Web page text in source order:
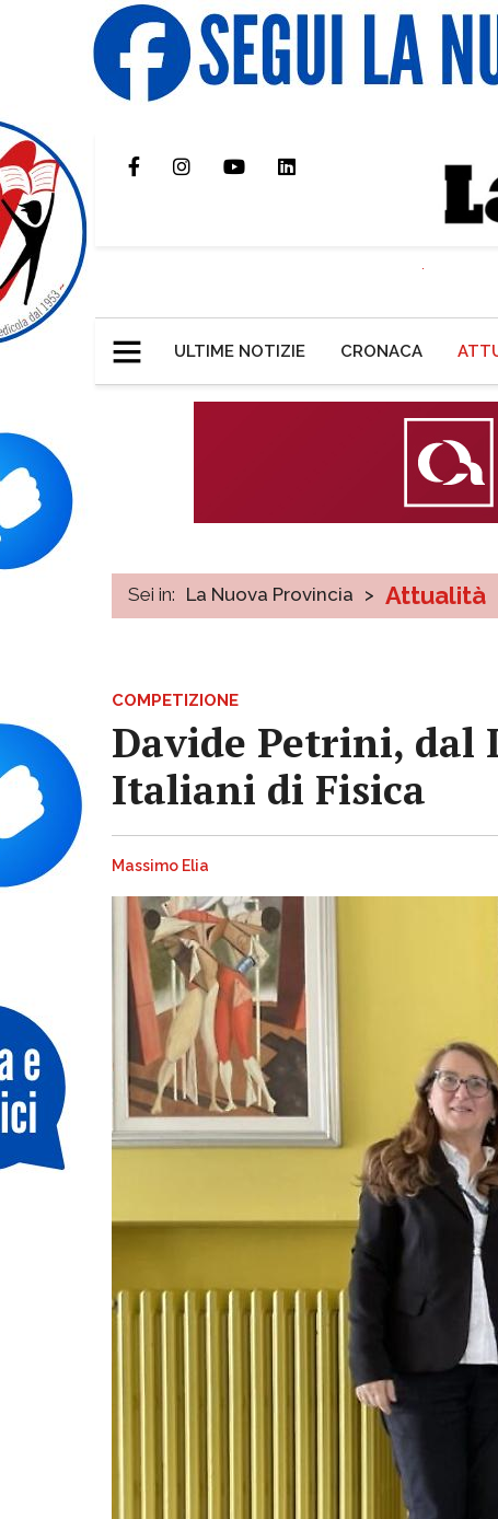
ULTIME NOTIZIE CRONACA
Sei in: La Nuova Provincia > Attualità
COMPETIZIONE
Davide Petrini, dal
Italiani di Fisica
Massimo Elia